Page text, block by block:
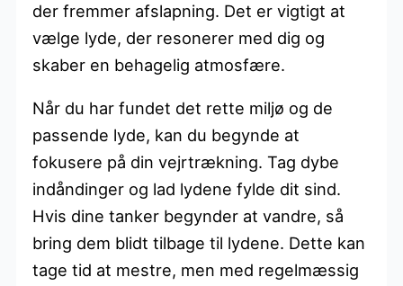
der fremmer afslapning. Det er vigtigt at
vælge lyde, der resonerer med dig og
skaber en behagelig atmosfære.
Når du har fundet det rette miljø og de
passende lyde, kan du begynde at
fokusere på din vejrtrækning. Tag dybe
indåndinger og lad lydene fylde dit sind.
Hvis dine tanker begynder at vandre, så
bring dem blidt tilbage til lydene. Dette kan
tage tid at mestre, men med regelmæssig